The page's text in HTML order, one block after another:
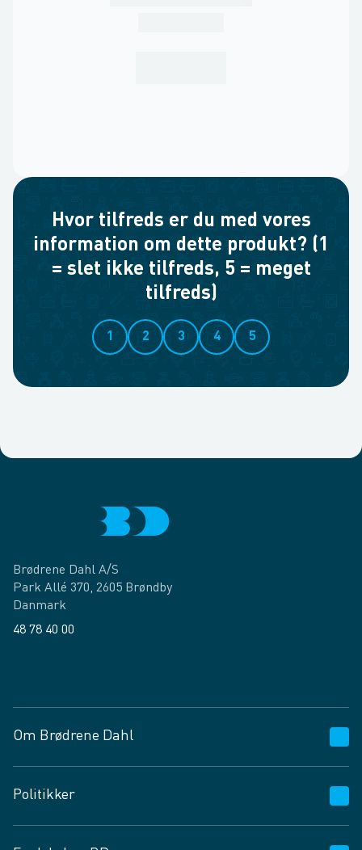
Hvor tilfreds er du med vores
information om dette produkt? (1
= slet ikke tilfreds, 5 = meget
tilfreds)
1 2 3 4 5
Brødrene Dahl A/S
Park Allé 370, 2605 Brøndby
Danmark
48 78 40 00
Om Brødrene Dahl
Vagttelefon 30 10 89 89
Spørgsmål og svar
Politikker